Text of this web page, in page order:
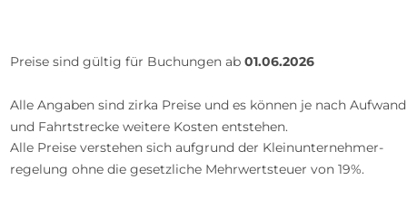
Preise sind gültig für Buchungen ab 01.06.2026
Alle Angaben sind zirka Preise und es können je nach
und Fahrtstrecke weitere Kosten entstehen.
Alle Preise verstehen sich aufgrund der Kleinunternehmer-
regelung ohne die gesetzliche Mehrwertsteuer von 19%.